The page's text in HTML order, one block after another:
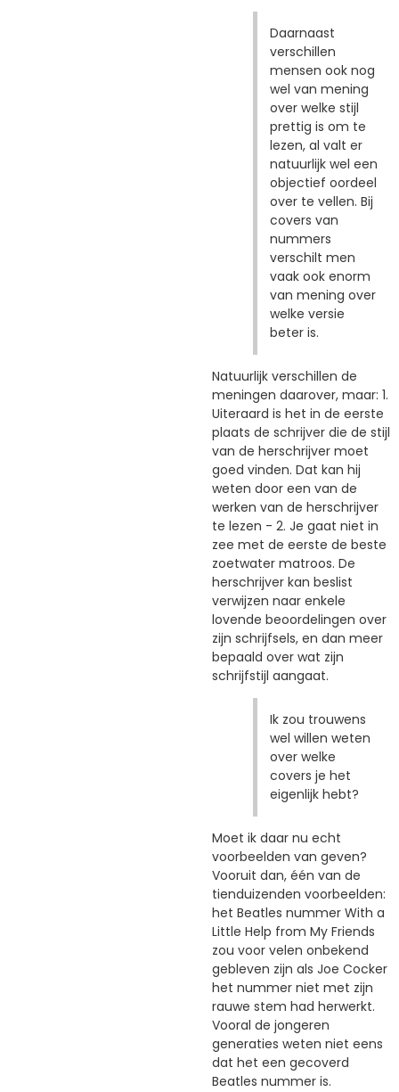
Daarnaast
verschillen
mensen ook nog
wel van mening
over welke stijl
prettig is om te
lezen, al valt er
natuurlijk wel een
objectief oordeel
over te vellen. Bij
covers van
nummers
verschilt men
vaak ook enorm
van mening over
welke versie
beter is.
Natuurlijk verschillen de
meningen daarover, maar: 1.
Uiteraard is het in de eerste
plaats de schrijver die de stijl
van de herschrijver moet
goed vinden. Dat kan hij
weten door een van de
werken van de herschrijver
te lezen - 2. Je gaat niet in
zee met de eerste de beste
zoetwater matroos. De
herschrijver kan beslist
verwijzen naar enkele
lovende beoordelingen over
zijn schrijfsels, en dan meer
bepaald over wat zijn
schrijfstijl aangaat.
Ik zou trouwens
wel willen weten
over welke
covers je het
eigenlijk hebt?
Moet ik daar nu echt
voorbeelden van geven?
Vooruit dan, één van de
tienduizenden voorbeelden:
het Beatles nummer With a
Little Help from My Friends
zou voor velen onbekend
gebleven zijn als Joe Cocker
het nummer niet met zijn
rauwe stem had herwerkt.
Vooral de jongeren
generaties weten niet eens
dat het een gecoverd
Beatles nummer is.